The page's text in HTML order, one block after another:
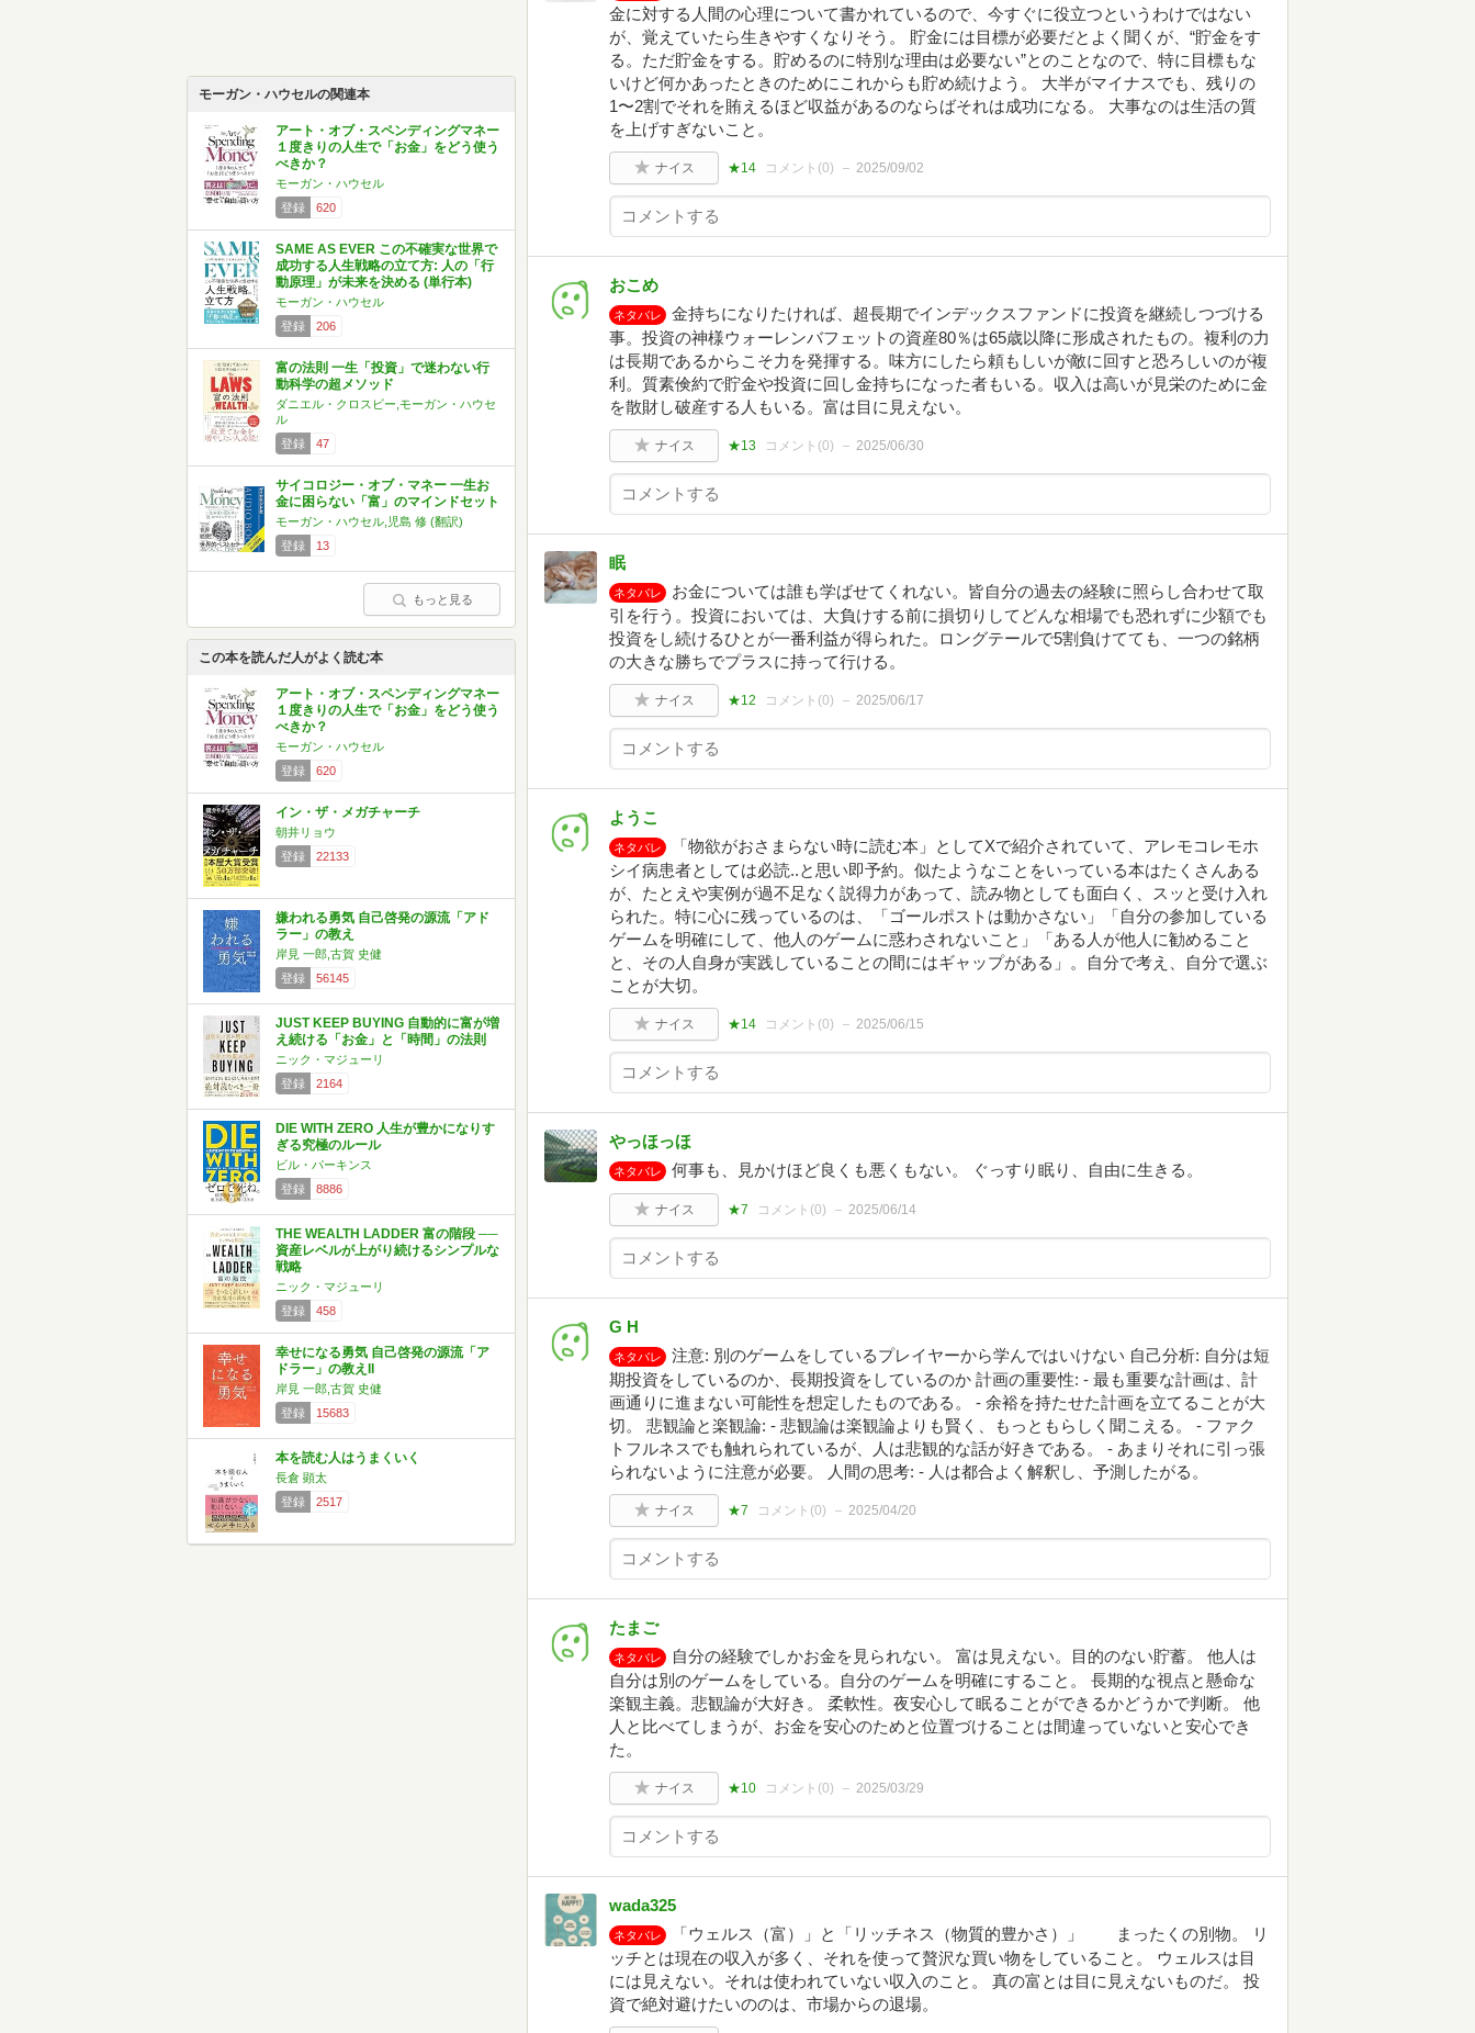
モーガン・ハウセルの関連本
アート・オブ・スペンディングマネー
１度きりの人生で「お金」をどう使う
べきか？
モーガン・ハウセル
登録
620
SAME AS EVER この不確実な世界で
成功する人生戦略の立て方: 人の「行
動原理」が未来を決める (単行本)
モーガン・ハウセル
登録
206
富の法則 一生「投資」で迷わない行
動科学の超メソッド
ダニエル・クロスビー,モーガン・ハウセ
ル
登録
47
サイコロジー・オブ・マネー 一生お
金に困らない「富」のマインドセット
モーガン・ハウセル,児島 修 (翻訳)
登録
13
もっと見る
この本を読んだ人がよく読む本
アート・オブ・スペンディングマネー
１度きりの人生で「お金」をどう使う
べきか？
モーガン・ハウセル
登録
620
イン・ザ・メガチャーチ
朝井リョウ
登録
22133
嫌われる勇気 自己啓発の源流「アド
ラー」の教え
岸見 一郎,古賀 史健
登録
56145
JUST KEEP BUYING 自動的に富が増
え続ける「お金」と「時間」の法則
ニック・マジューリ
登録
2164
DIE WITH ZERO 人生が豊かになりす
ぎる究極のルール
ビル・パーキンス
登録
8886
THE WEALTH LADDER 富の階段 ──
資産レベルが上がり続けるシンプルな
戦略
ニック・マジューリ
登録
458
幸せになる勇気 自己啓発の源流「ア
ドラー」の教えII
岸見 一郎,古賀 史健
登録
15683
本を読む人はうまくいく
長倉 顕太
登録
2517
金に対する人間の心理について書かれているので、今すぐに役立つというわけではない
が、覚えていたら生きやすくなりそう。 貯金には目標が必要だとよく聞くが、“貯金をす
る。ただ貯金をする。貯めるのに特別な理由は必要ない”とのことなので、特に目標もな
いけど何かあったときのためにこれからも貯め続けよう。 大半がマイナスでも、残りの
1〜2割でそれを賄えるほど収益があるのならばそれは成功になる。 大事なのは生活の質
を上げすぎないこと。
ナイス ★14 コメント(0) 2025/09/02
おこめ
ネタバレ
金持ちになりたければ、超長期でインデックスファンドに投資を継続しつづける
事。投資の神様ウォーレンバフェットの資産80％は65歳以降に形成されたもの。複利の力
は長期であるからこそ力を発揮する。味方にしたら頼もしいが敵に回すと恐ろしいのが複
利。質素倹約で貯金や投資に回し金持ちになった者もいる。収入は高いが見栄のために金
を散財し破産する人もいる。富は目に見えない。
ナイス ★13 コメント(0) 2025/06/30
眠
ネタバレ
お金については誰も学ばせてくれない。皆自分の過去の経験に照らし合わせて取
引を行う。投資においては、大負けする前に損切りしてどんな相場でも恐れずに少額でも
投資をし続けるひとが一番利益が得られた。ロングテールで5割負けてても、一つの銘柄
の大きな勝ちでプラスに持って行ける。
ナイス ★12 コメント(0) 2025/06/17
ようこ
ネタバレ
「物欲がおさまらない時に読む本」としてXで紹介されていて、アレモコレモホ
シイ病患者としては必読..と思い即予約。似たようなことをいっている本はたくさんある
が、たとえや実例が過不足なく説得力があって、読み物としても面白く、スッと受け入れ
られた。特に心に残っているのは、「ゴールポストは動かさない」「自分の参加している
ゲームを明確にして、他人のゲームに惑わされないこと」「ある人が他人に勧めること
と、その人自身が実践していることの間にはギャップがある」。自分で考え、自分で選ぶ
ことが大切。
ナイス ★14 コメント(0) 2025/06/15
やっほっほ
ネタバレ 何事も、見かけほど良くも悪くもない。 ぐっすり眠り、自由に生きる。
ナイス ★7 コメント(0) 2025/06/14
G H
ネタバレ
注意: 別のゲームをしているプレイヤーから学んではいけない 自己分析: 自分は短
期投資をしているのか、長期投資をしているのか 計画の重要性: - 最も重要な計画は、計
画通りに進まない可能性を想定したものである。 - 余裕を持たせた計画を立てることが大
切。 悲観論と楽観論: - 悲観論は楽観論よりも賢く、もっともらしく聞こえる。 - ファク
トフルネスでも触れられているが、人は悲観的な話が好きである。 - あまりそれに引っ張
られないように注意が必要。 人間の思考: - 人は都合よく解釈し、予測したがる。
ナイス ★7 コメント(0) 2025/04/20
たまご
ネタバレ
自分の経験でしかお金を見られない。 富は見えない。目的のない貯蓄。 他人は
自分は別のゲームをしている。自分のゲームを明確にすること。 長期的な視点と懸命な
楽観主義。悲観論が大好き。 柔軟性。夜安心して眠ることができるかどうかで判断。 他
人と比べてしまうが、お金を安心のためと位置づけることは間違っていないと安心でき
た。
ナイス ★10 コメント(0) 2025/03/29
wada325
ネタバレ
「ウェルス（富）」と「リッチネス（物質的豊かさ）」 まったくの別物。 リ
ッチとは現在の収入が多く、それを使って贅沢な買い物をしていること。 ウェルスは目
には見えない。それは使われていない収入のこと。 真の富とは目に見えないものだ。 投
資で絶対避けたいののは、市場からの退場。